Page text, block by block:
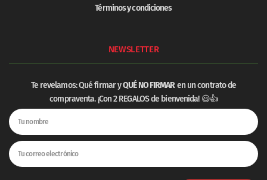
Términos y condiciones
NEWSLETTER
Te revelamos: Qué firmar yQUÉ NO FIRMARen un contrato de
compraventa. ¡Con 2 REGALOS de bienvenida! 😃👍